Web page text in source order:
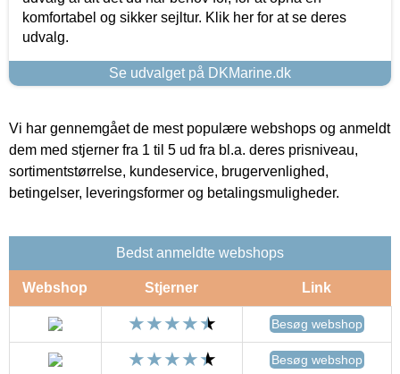
komfortabel og sikker sejltur. Klik her for at se deres
udvalg.
Se udvalget på DKMarine.dk
Vi har gennemgået de mest populære webshops og anmeldt
dem med stjerner fra 1 til 5 ud fra bl.a. deres prisniveau,
sortimentstørrelse, kundeservice, brugervenlighed,
betingelser, leveringsformer og betalingsmuligheder.
Bedst anmeldte webshops
Webshop Stjerner Link
Besøg webshop
Besøg webshop